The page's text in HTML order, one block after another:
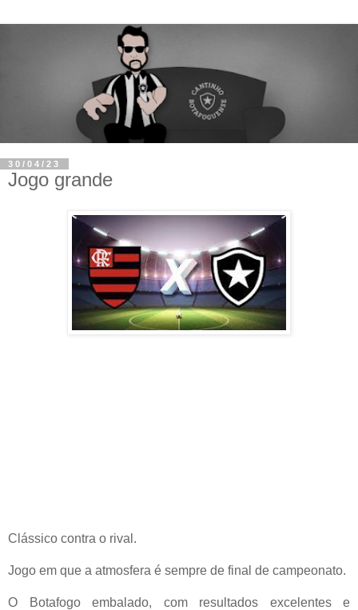
30/04/23
Jogo grande
Clássico contra o rival.
Jogo em que a atmosfera é sempre de final de campeonato.
O Botafogo embalado, com resultados excelentes e